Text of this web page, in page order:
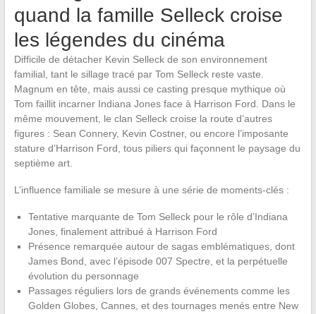
quand la famille Selleck croise
les légendes du cinéma
Difficile de détacher Kevin Selleck de son environnement
familial, tant le sillage tracé par Tom Selleck reste vaste.
Magnum en tête, mais aussi ce casting presque mythique où
Tom faillit incarner Indiana Jones face à Harrison Ford. Dans le
même mouvement, le clan Selleck croise la route d’autres
figures : Sean Connery, Kevin Costner, ou encore l’imposante
stature d’Harrison Ford, tous piliers qui façonnent le paysage du
septième art.
L’influence familiale se mesure à une série de moments-clés :
Tentative marquante de Tom Selleck pour le rôle d’Indiana
Jones, finalement attribué à Harrison Ford
Présence remarquée autour de sagas emblématiques, dont
James Bond, avec l’épisode 007 Spectre, et la perpétuelle
évolution du personnage
Passages réguliers lors de grands événements comme les
Golden Globes, Cannes, et des tournages menés entre New